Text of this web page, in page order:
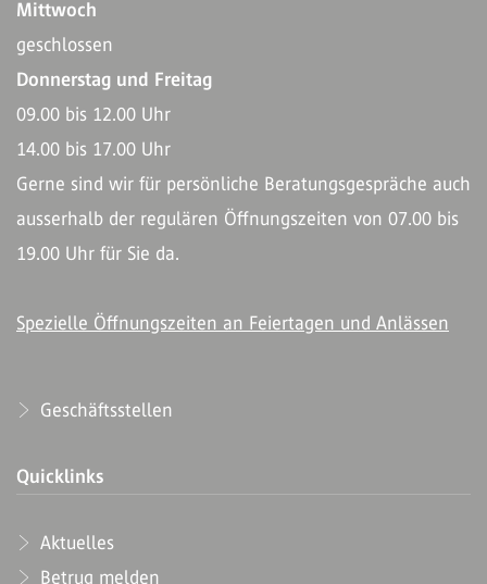
Mittwoch
geschlossen
Donnerstag und Freitag
09.00 bis 12.00 Uhr
14.00 bis 17.00 Uhr
Gerne sind wir für persönliche Beratungsgespräche auch
ausserhalb der regulären Öffnungszeiten von 07.00 bis
19.00 Uhr für Sie da.
Spezielle Öffnungszeiten an Feiertagen und Anlässen
Geschäftsstellen
Quicklinks
Aktuelles
Betrug melden